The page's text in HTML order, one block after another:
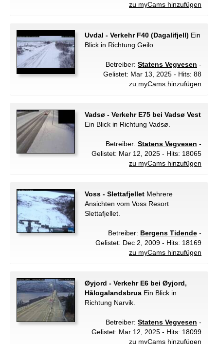
zu myCams hinzufügen
Uvdal - Verkehr F40 (Dagalifjell) Ein
Blick in Richtung Geilo.
Betreiber: Statens Vegvesen -
Gelistet: Mar 13, 2025 - Hits: 88
zu myCams hinzufügen
Vadsø - Verkehr E75 bei Vadsø Vest
Ein Blick in Richtung Vadsø.
Betreiber: Statens Vegvesen -
Gelistet: Mar 12, 2025 - Hits: 18065
zu myCams hinzufügen
Voss - Slettafjellet Mehrere
Ansichten vom Voss Resort
Slettafjellet.
Betreiber: Bergens Tidende -
Gelistet: Dec 2, 2009 - Hits: 18169
zu myCams hinzufügen
Øyjord - Verkehr E6 bei Øyjord,
Hålogalandsbrua Ein Blick in
Richtung Narvik.
Betreiber: Statens Vegvesen -
Gelistet: Mar 12, 2025 - Hits: 18099
zu myCams hinzufügen